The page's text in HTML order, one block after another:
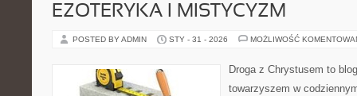
EZOTERYKA I MISTYCYZM
POSTED BY ADMIN STY - 31 - 2026 MOŻLIWOŚĆ
Droga z Chrystusem to
towarzyszem w